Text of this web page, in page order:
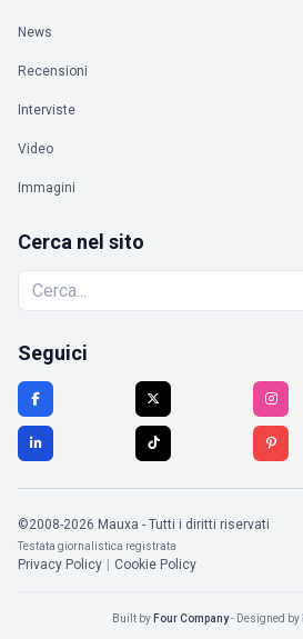
News
Recensioni
Interviste
Video
Immagini
Cerca nel sito
Seguici
©2008-2026 Mauxa - Tutti i diritti riservati
Testata giornalistica registrata
Privacy Policy Cookie Policy
Built by Four Company- Designed by